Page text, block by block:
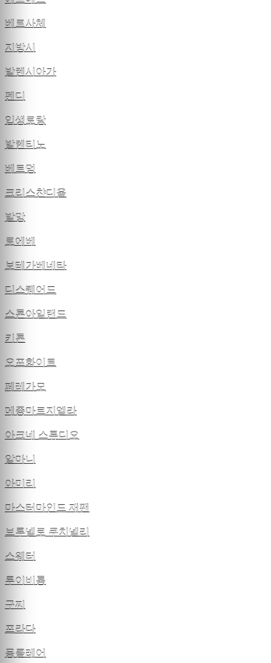
베르사체
지방시
발렌시아가
펜디
입생로랑
발렌티노
베트멍
크리스챤디올
발망
로에베
보테가베네타
디스퀘어드
스톤아일랜드
키톤
오프화이트
페레가모
메종마르지엘라
아크네 스튜디오
알마니
아미리
마스터마인드 재팬
브루넬로 쿠치넬리
스웨터
루이비통
구찌
프라다
몽클레어